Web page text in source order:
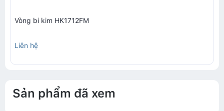
Vòng bi kim HK1712FM
Liên hệ
Sản phẩm đã xem